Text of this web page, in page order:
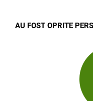
AU FOST OPRITE